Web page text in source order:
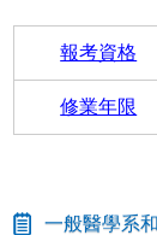
報考資格
修業年限
一般醫學系